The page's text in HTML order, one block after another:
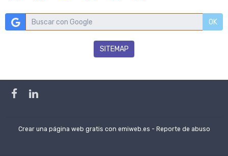
OK
SITEMAP
Crear una página web gratis con emiweb.es - Reporte de abuso